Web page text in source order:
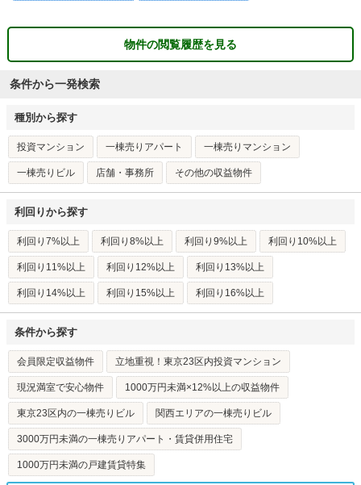
物件の閲覧履歴を見る
条件から一発検索
種別から探す
投資マンション 一棟売りアパート 一棟売りマンション
一棟売りビル 店舗・事務所 その他の収益物件
利回りから探す
利回り7%以上 利回り8%以上 利回り9%以上 利回り10%以上
利回り11%以上 利回り12%以上 利回り13%以上
利回り14%以上 利回り15%以上 利回り16%以上
条件から探す
会員限定収益物件 立地重視！東京23区内投資マンション
現況満室で安心物件 1000万円未満×12%以上の収益物件
東京23区内の一棟売りビル 関西エリアの一棟売りビル
3000万円未満の一棟売りアパート・賃貸併用住宅
1000万円未満の戸建賃貸特集